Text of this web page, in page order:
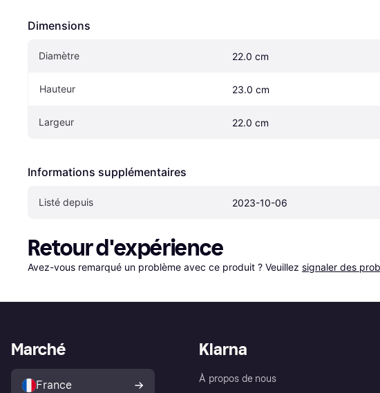
Dimensions
Diamètre 22.0 cm
Hauteur 23.0 cm
Largeur 22.0 cm
Informations supplémentaires
Listé depuis 2023-10-06
Retour d'expérience
Avez-vous remarqué un problème avec ce produit ? Veuillez signaler des
Klarna
À propos de nous
Marché
France